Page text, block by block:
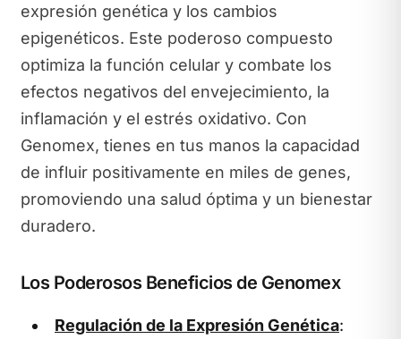
expresión genética y los cambios
epigenéticos. Este poderoso compuesto
optimiza la función celular y combate los
efectos negativos del envejecimiento, la
inflamación y el estrés oxidativo. Con
Genomex, tienes en tus manos la capacidad
de influir positivamente en miles de genes,
promoviendo una salud óptima y un bienestar
duradero.
Los Poderosos Beneficios de Genomex
Regulación de la Expresión Genética: